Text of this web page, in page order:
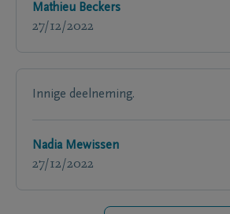
Mathieu Beckers
27/12/2022
Innige deelneming.
Nadia Mewissen
27/12/2022